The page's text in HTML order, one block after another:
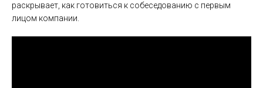
раскрывает, как готовиться к собеседованию с первым
лицом компании.